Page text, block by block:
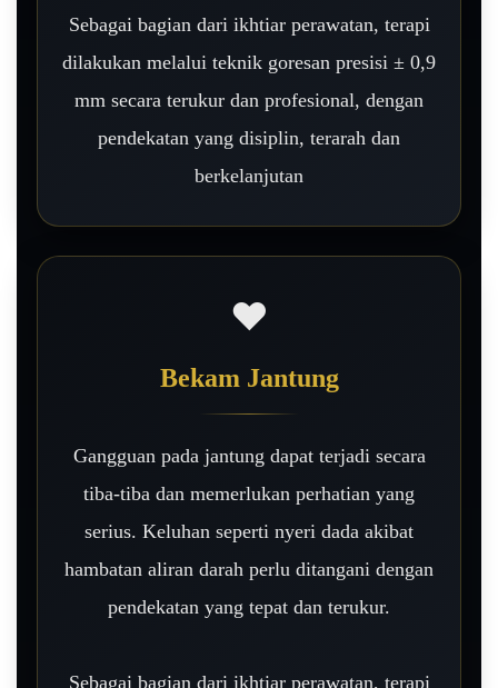
Sebagai bagian dari ikhtiar perawatan, terapi
dilakukan melalui teknik goresan presisi ± 0,9
mm secara terukur dan profesional, dengan
pendekatan yang disiplin, terarah dan
berkelanjutan
❤️
Bekam Jantung
Gangguan pada jantung dapat terjadi secara
tiba-tiba dan memerlukan perhatian yang
serius. Keluhan seperti nyeri dada akibat
hambatan aliran darah perlu ditangani dengan
pendekatan yang tepat dan terukur.
Sebagai bagian dari ikhtiar perawatan, terapi